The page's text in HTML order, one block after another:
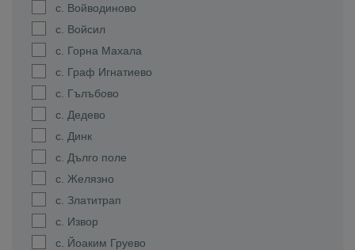
с. Войводиново
с. Войсил
с. Горна Махала
с. Граф Игнатиево
с. Гълъбово
с. Дедево
с. Динк
с. Дълго поле
с. Желязно
с. Златитрап
с. Извор
с. Йоаким Груево